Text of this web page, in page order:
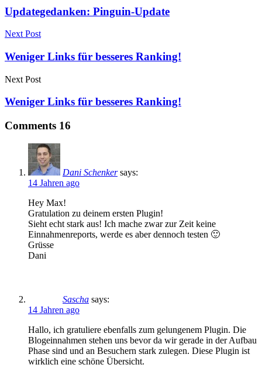
Updategedanken: Pinguin-Update
Next Post
Weniger Links für besseres Ranking!
Next Post
Weniger Links für besseres Ranking!
Comments 16
Dani Schenker says:
14 Jahren ago
Hey Max!
Gratulation zu deinem ersten Plugin!
Sieht echt stark aus! Ich mache zwar zur Zeit keine
Einnahmenreports, werde es aber dennoch testen 🙂
Grüsse
Dani
Sascha says:
14 Jahren ago
Hallo, ich gratuliere ebenfalls zum gelungenem Plugin. Die
Blogeinnahmen stehen uns bevor da wir gerade in der Aufbau
Phase sind und an Besuchern stark zulegen. Diese Plugin ist
wirklich eine schöne Übersicht.